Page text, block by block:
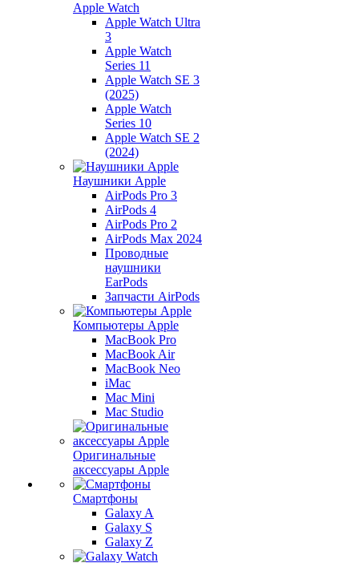
Apple Watch
Apple Watch Ultra
3
Apple Watch
Series 11
Apple Watch SE 3
(2025)
Apple Watch
Series 10
Apple Watch SE 2
(2024)
Наушники Apple
AirPods Pro 3
AirPods 4
AirPods Pro 2
AirPods Max 2024
Проводные
наушники
EarPods
Запчасти AirPods
Компьютеры Apple
MacBook Pro
MacBook Air
MacBook Neo
iMac
Mac Mini
Mac Studio
Оригинальные
аксессуары Apple
Смартфоны
Galaxy A
Galaxy S
Galaxy Z